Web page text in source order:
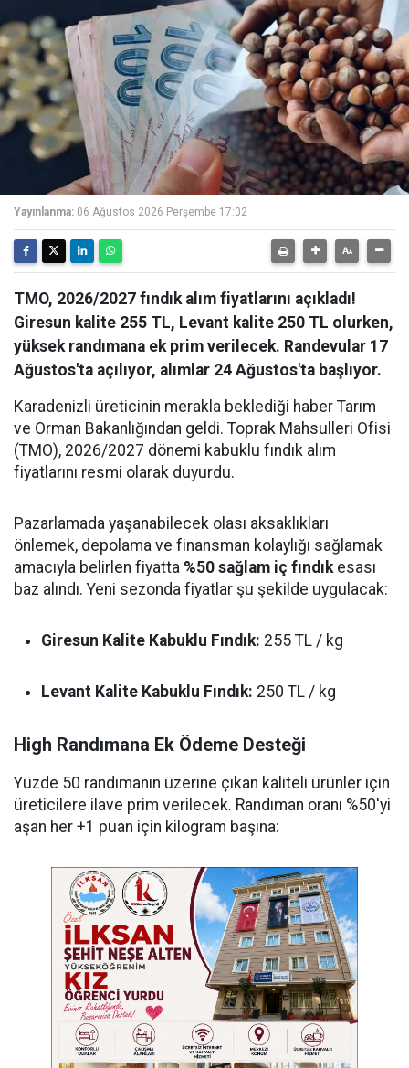
Yayınlanma: 06 Ağustos 2026 Perşembe 17:02
TMO, 2026/2027 fındık alım fiyatlarını açıkladı!
Giresun kalite 255 TL, Levant kalite 250 TL olurken,
yüksek randımana ek prim verilecek. Randevular 17
Ağustos'ta açılıyor, alımlar 24 Ağustos'ta başlıyor.
Karadenizli üreticinin merakla beklediği haber Tarım
ve Orman Bakanlığından geldi. Toprak Mahsulleri Ofisi
(TMO), 2026/2027 dönemi kabuklu fındık alım
fiyatlarını resmi olarak duyurdu.
Pazarlamada yaşanabilecek olası aksaklıkları
önlemek, depolama ve finansman kolaylığı sağlamak
amacıyla belirlen fiyatta %50 sağlam iç fındık esası
baz alındı. Yeni sezonda fiyatlar şu şekilde uygulacak:
Giresun Kalite Kabuklu Fındık: 255 TL / kg
Levant Kalite Kabuklu Fındık: 250 TL / kg
High Randımana Ek Ödeme Desteği
Yüzde 50 randımanın üzerine çıkan kaliteli ürünler için
üreticilere ilave prim verilecek. Randıman oranı %50'yi
aşan her +1 puan için kilogram başına: